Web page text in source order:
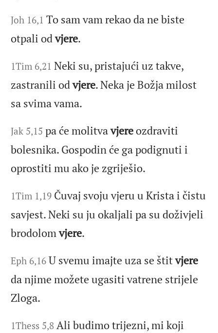
Joh 16,1 To sam vam rekao da ne biste
otpali odvjere.
1Tim 6,21 Neki su, pristajući uz takve,
zastranili odvjere. Neka je Božja milost
sa svima vama.
Jak 5,15 pa će molitvavjere ozdraviti
bolesnika. Gospodin će ga podignuti i
oprostiti mu ako je zgriješio.
1Tim 1,19 Čuvaj svoju vjeru u Krista i čistu
savjest. Neki su ju okaljali pa su doživjeli
brodolomvjere.
Eph 6,16 U svemu imajte uza se štitvjere
da njime možete ugasiti vatrene strijele
Zloga.
1Thess 5,8 Ali budimo trijezni, mi koji